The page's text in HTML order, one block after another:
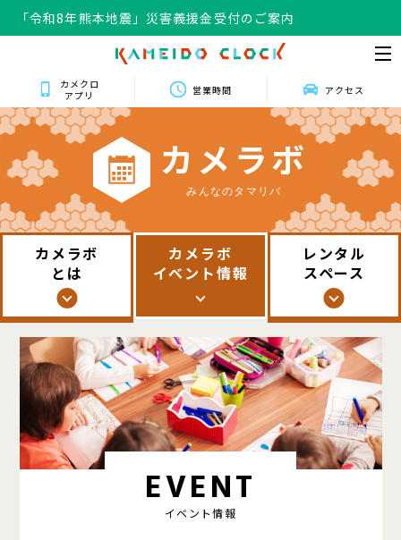
「令和8年熊本地震」災害義援金受付のご案内
カメクロ
アプリ
営業時間 アクセス
カ メ ラボ
みんなのタマリバ
カメラボ
とは
カメラボ
イベント情報
レンタル
スペース
EVENT
イベント情報